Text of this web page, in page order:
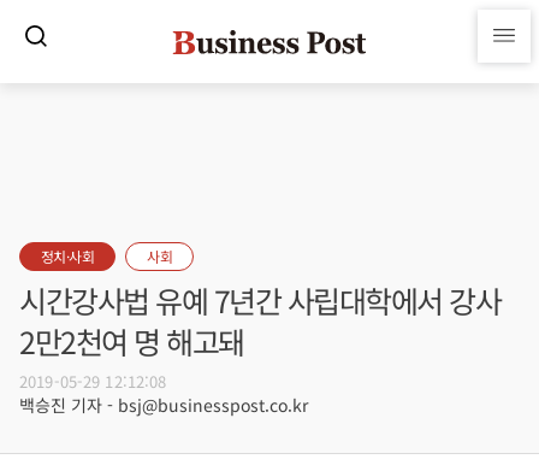
정치·사회 사회
시간강사법 유예 7년간 사립대학에서 강사
2만2천여 명 해고돼
2019-05-29 12:12:08
백승진 기자 - bsj@businesspost.co.kr